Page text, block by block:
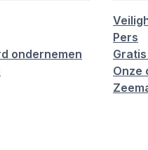
ondernemen
Pers
Onze